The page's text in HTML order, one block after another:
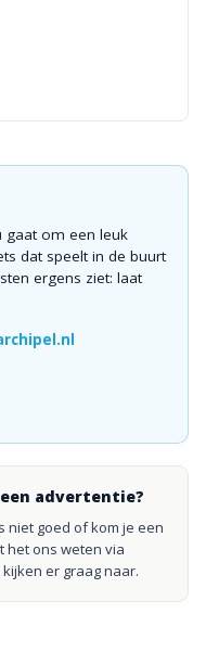
gaat om een leuk
dat speelt in de buurt
ergens ziet: laat
advertentie?
niet goed of kom je een
het ons weten via
kijken er graag naar.